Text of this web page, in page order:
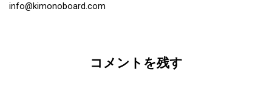
info@kimonoboard.com
コメントを残す